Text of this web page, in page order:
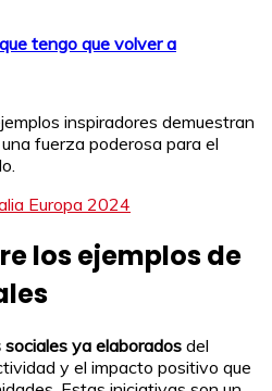
tengo que volver a
inspiradores demuestran
fuerza poderosa para el
Europa 2024
los ejemplos de
ya elaborados del
y el impacto positivo que